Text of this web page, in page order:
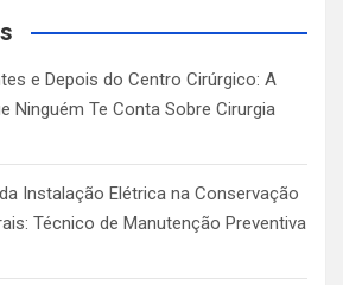
e Depois do Centro Cirúrgico: A
Ninguém Te Conta Sobre Cirurgia
Instalação Elétrica na Conservação
Técnico de Manutenção Preventiva